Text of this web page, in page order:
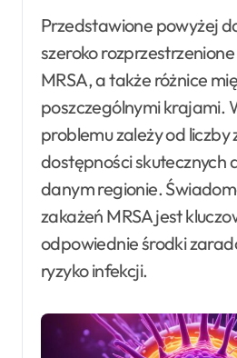
Przedstawione powyżej
szeroko
MRSA, a także różnice
poszczególnymi krajami.
problemu zależy od liczby
dostępności skutecznych
danym regionie.
zakażeń MRSA jest
odpowiednie środki
ryzyko infekcji.